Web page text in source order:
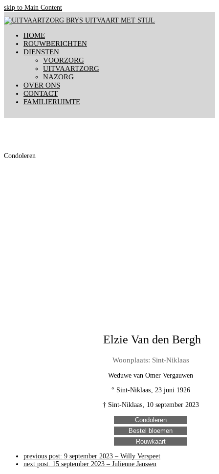
skip to Main Content
HOME
ROUWBERICHTEN
DIENSTEN
VOORZORG
UITVAARTZORG
NAZORG
OVER ONS
CONTACT
FAMILIERUIMTE
Condoleren
Elzie Van den Bergh
Woonplaats: Sint-Niklaas
Weduwe van Omer Vergauwen
°Sint-Niklaas
23 juni 1926
†Sint-Niklaas 10 september 2023
previous post: 9 september 2023 – Willy Verspeet
next post: 15 september 2023 – Julienne Janssen